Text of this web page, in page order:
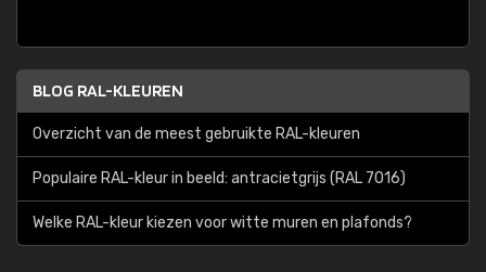
BLOG RAL-KLEUREN
Overzicht van de meest gebruikte RAL-kleuren
Populaire RAL-kleur in beeld: antracietgrijs (RAL 7016)
Welke RAL-kleur kiezen voor witte muren en plafonds?